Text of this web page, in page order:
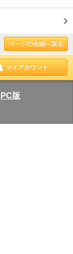
ページの先頭へ戻る
マイアカウント
PC版